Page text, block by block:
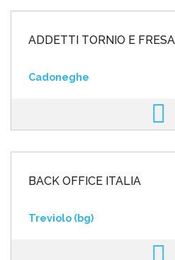
ADDETTI TORNIO E FRESA
Cadoneghe
BACK OFFICE ITALIA
Treviolo (bg)